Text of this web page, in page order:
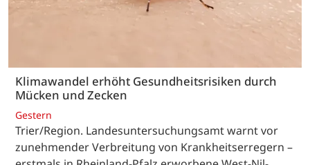
Klimawandel erhöht Gesundheitsrisiken durch
Mücken und Zecken
Gestern
Trier/Region. Landesuntersuchungsamt warnt vor
zunehmender Verbreitung von Krankheitserregern –